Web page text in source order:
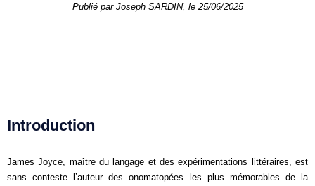
Publié par Joseph SARDIN, le 25/06/2025
Introduction
James Joyce, maître du langage et des expérimentations littéraires, est
sans conteste l’auteur des onomatopées les plus mémorables de la